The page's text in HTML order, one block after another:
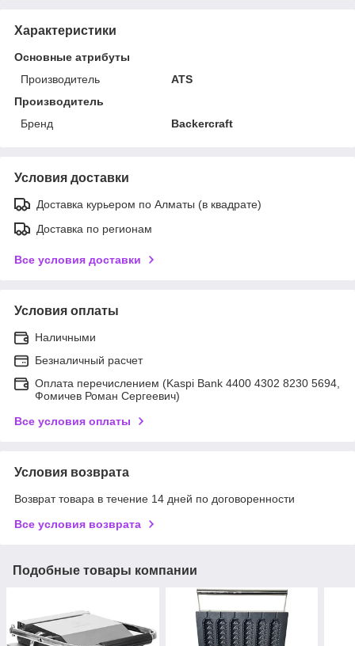
Характеристики
Основные атрибуты
Производитель
ATS
Производитель
Бренд
Backercraft
Условия доставки
Доставка курьером по Алматы (в квадрате)
Доставка по регионам
Все условия доставки
Условия оплаты
Наличными
Безналичный расчет
Оплата перечислением (Kaspi Bank 4400 4302 8230 5694,
Фомичев Роман Сергеевич)
Все условия оплаты
Условия возврата
Возврат товара в течение 14 дней по договоренности
Все условия возврата
Подобные товары компании